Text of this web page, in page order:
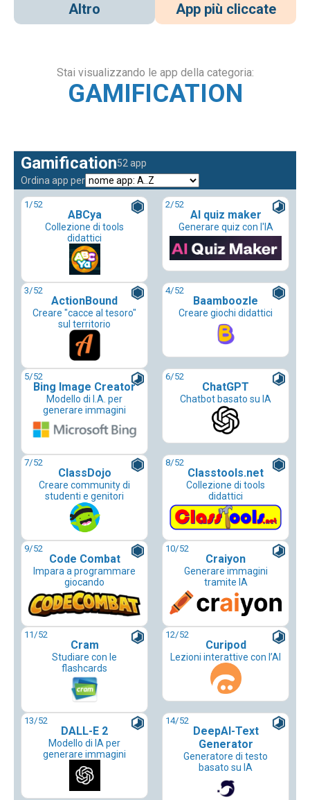
Altro App più cliccate
Stai visualizzando le app della categoria:
GAMIFICATION
Gamification52 app
Ordina app per
1/52
ABCya
Collezione di tools
didattici
2/52
AI quiz maker
Generare quiz con l'IA
3/52
ActionBound
Creare "cacce al tesoro"
sul territorio
4/52
Baamboozle
Creare giochi didattici
5/52
Bing Image Creator
Modello di I.A. per
generare immagini
6/52
ChatGPT
Chatbot basato su IA
7/52
ClassDojo
Creare community di
studenti e genitori
8/52
Classtools.net
Collezione di tools
didattici
9/52
Code Combat
Impara a programmare
giocando
10/52
Craiyon
Generare immagini
tramite IA
11/52
Cram
Studiare con le
flashcards
12/52
Curipod
Lezioni interattive con l’AI
13/52
DALL-E 2
Modello di IA per
generare immagini
14/52
DeepAI-Text
Generator
Generatore di testo
basato su IA